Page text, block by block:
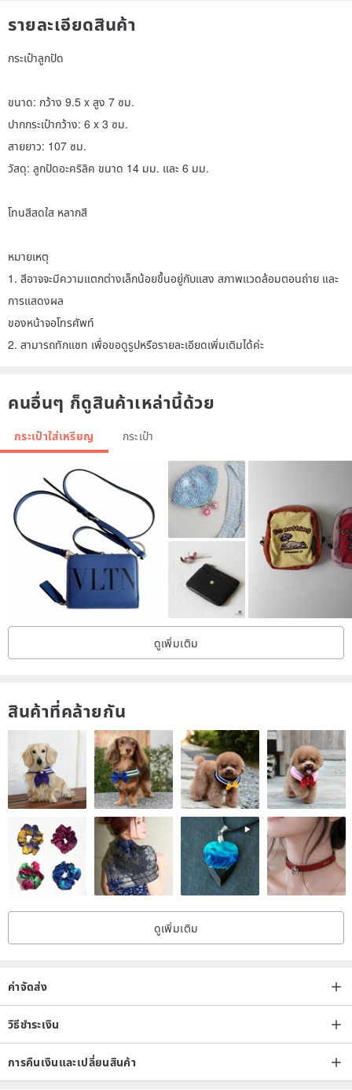
รายละเอียดสินค้า
กระเป๋าลูกปัด
ขนาด: กว้าง 9.5 x สูง 7 ซม.
ปากกระเป๋ากว้าง: 6 x 3 ซม.
สายยาว: 107 ซม.
วัสดุ: ลูกปัดอะคริลิค ขนาด 14 มม. และ 6 มม.
โทนสีสดใส หลากสี
หมายเหตุ
1. สีอาจจะมีความแตกต่างเล็กน้อยขึ้นอยู่กับแสง สภาพแวดล้อมตอนถ่าย และ
การแสดงผล
ของหน้าจอโทรศัพท์
2. สามารถทักแชท เพื่อขอดูรูปหรือรายละเอียดเพิ่มเติมได้ค่ะ
คนอื่นๆ ก็ดูสินค้าเหล่านี้ด้วย
กระเป๋าใส่เหรียญ กระเป๋า
ดูเพิ่มเติม
สินค้าที่คล้ายกัน
ดูเพิ่มเติม
ค่าจัดส่ง
วิธีชำระเงิน
การคืนเงินและเปลี่ยนสินค้า